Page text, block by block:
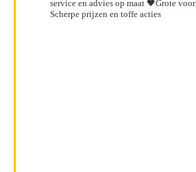
service en advies op maat 🖤Grote
Scherpe prijzen en toffe acties